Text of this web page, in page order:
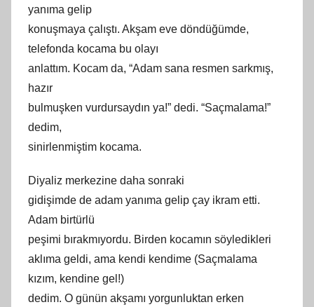
yanıma gelip
konuşmaya çalıştı. Akşam eve döndüğümde,
telefonda kocama bu olayı
anlattım. Kocam da, “Adam sana resmen sarkmış,
hazır
bulmuşken vurdursaydın ya!” dedi. “Saçmalama!”
dedim,
sinirlenmiştim kocama.
Diyaliz merkezine daha sonraki
gidişimde de adam yanıma gelip çay ikram etti.
Adam birtürlü
peşimi bırakmıyordu. Birden kocamın söyledikleri
aklıma geldi, ama kendi kendime (Saçmalama
kızım, kendine gel!)
dedim. O günün akşamı yorgunluktan erken